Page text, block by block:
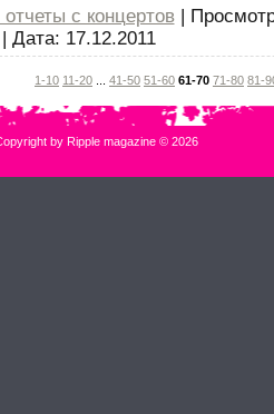
с концертов|
Дата: 17.12.2011
1-10 11-20 41-50 51-60 61-70 71-80 81-
by Ripple magazine © 2026